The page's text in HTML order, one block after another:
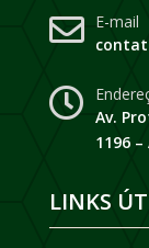
 E-mail
 Av.
1196
LINKS